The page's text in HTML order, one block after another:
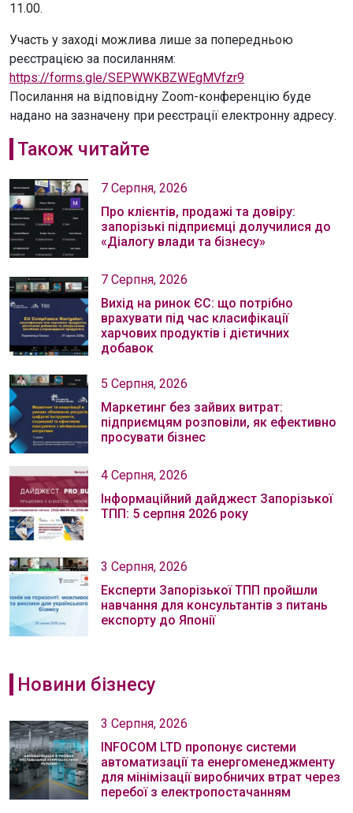
11.00.
Участь у заході можлива лише за попередньою
реєстрацією за посиланням:
https://forms.gle/SEPWWKBZWEgMVfzr9
Посилання на відповідну Zoom-конференцію буде
надано на зазначену при реєстрації електронну адресу.
Також читайте
7 Серпня, 2026
Про клієнтів, продажі та довіру:
запорізькі підприємці долучилися до
«Діалогу влади та бізнесу»
7 Серпня, 2026
Вихід на ринок ЄС: що потрібно
врахувати під час класифікації
харчових продуктів і дієтичних
добавок
5 Серпня, 2026
Маркетинг без зайвих витрат:
підприємцям розповіли, як ефективно
просувати бізнес
4 Серпня, 2026
Інформаційний дайджест Запорізької
ТПП: 5 серпня 2026 року
3 Серпня, 2026
Експерти Запорізької ТПП пройшли
навчання для консультантів з питань
експорту до Японії
Новини бізнесу
3 Серпня, 2026
INFOCOM LTD пропонує системи
автоматизації та енергоменеджменту
для мінімізації виробничих втрат через
перебої з електропостачанням